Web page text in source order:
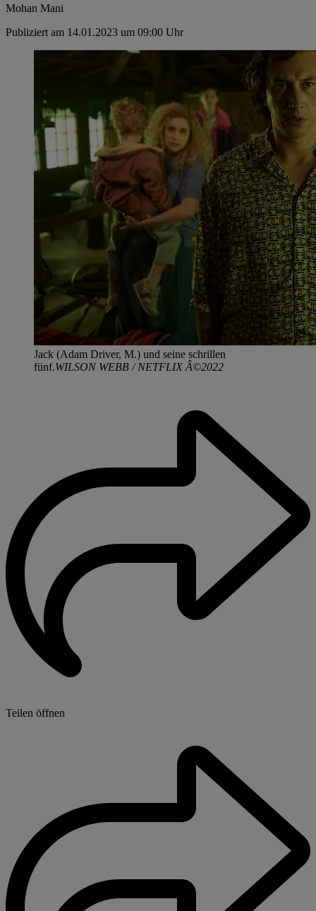
Mohan Mani
Publiziert am 14.01.2023 um 09:00 Uhr
Jack (Adam Driver, M.) und seine schrillen
fünf.WILSON WEBB / NETFLIX Â©2022
Teilen öffnen